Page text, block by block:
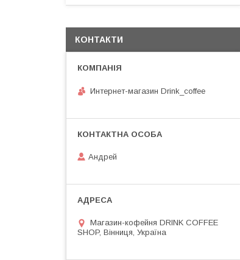
КОНТАКТИ
Интернет-магазин Drink_coffee
Андрей
Магазин-кофейня DRINK COFFEE
SHOP, Вінниця, Україна